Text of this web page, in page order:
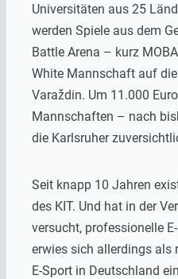
Universitäten aus 25
werden Spiele aus dem
Battle Arena – kurz
White Mannschaft auf
Varaždin. Um 11.000
Mannschaften – nach
die Karlsruher
Seit knapp 10 Jahren
des KIT. Und hat in der
versucht, professionelle
erwies sich allerdings als
E-Sport in Deutschland